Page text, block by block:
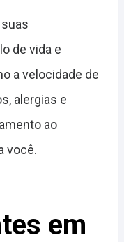
de vida e
a velocidade de
alergias e
ao
você.
em